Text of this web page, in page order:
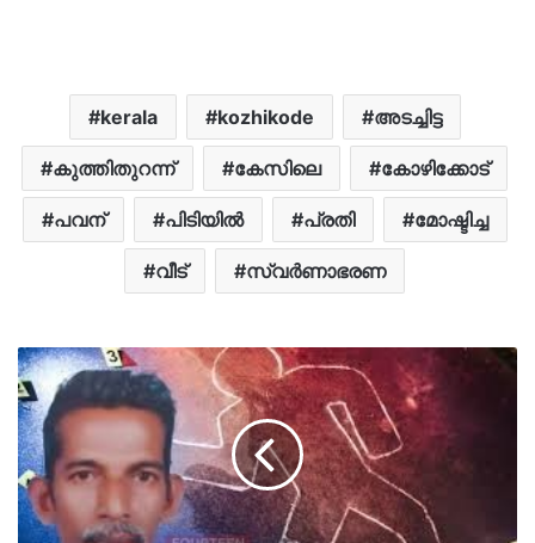
kerala kozhikode അടച്ചിട്ട
കുത്തിതുറന്ന് കേസിലെ കോഴിക്കോട്
പവന് പിടിയിൽ പ്രതി മോഷ്ടിച്ച
വീട് സ്വര്‍ണാഭരണ